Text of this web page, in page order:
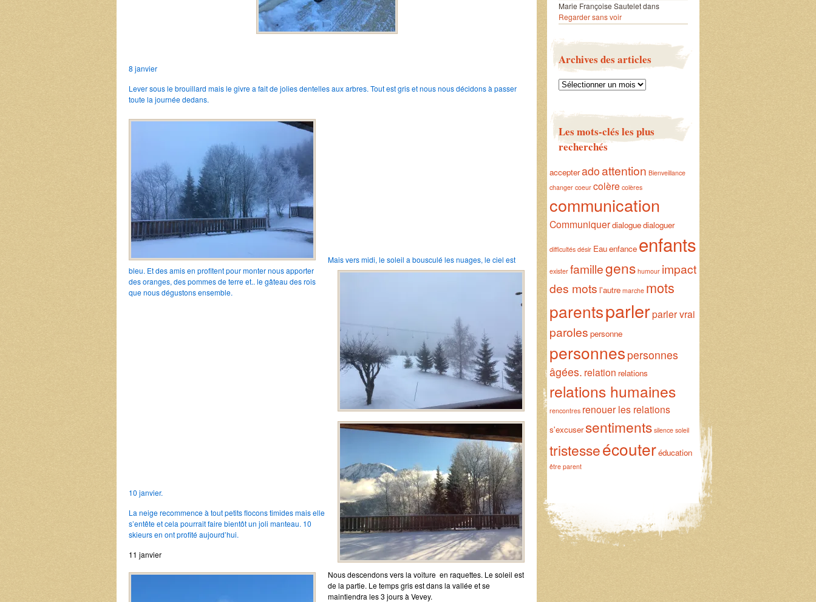
8 janvier
Lever sous le brouillard mais le givre a fait de jolies dentelles aux arbres. Tout est gris et nous nous décidons à passer
toute la journée dedans.
Mais vers midi, le soleil a bousculé les nuages, le ciel est
bleu. Et des amis en profitent pour monter nous apporter
des oranges, des pommes de terre et.. le gâteau des rois
que nous dégustons ensemble.
10 janvier.
La neige recommence à tout petits flocons timides mais elle
s’entête et cela pourrait faire bientôt un joli manteau. 10
skieurs en ont profité aujourd’hui.
11 janvier
Nous descendons vers la voiture en raquettes. Le soleil est
de la partie. Le temps gris est dans la vallée et se
maintiendra les 3 jours à Vevey.
Marie Françoise Sauteletdans
Regarder sans voir
Archives des articles
Archives
Les mots-clés les plus
recherchés
accepteradoattention Bienveillance
changer coeur colère colères
communication
Communiquerdialoguedialoguer
difficultés désir Eauenfance enfants
exister famillegens humour impact
des mots l'autre marche mots
parentsparlerparler vrai
paroles personne
personnes personnes
âgées. relation relations
relations humaines
rencontres renouer les relations
s'excusersentiments silence soleil
tristesseécouteréducation
être parent